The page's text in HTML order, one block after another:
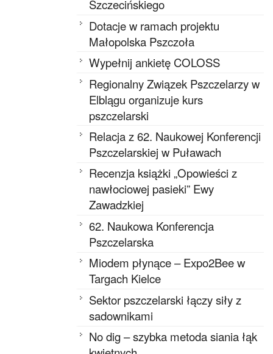
Szczecińskiego
Dotacje w ramach projektu
Małopolska Pszczoła
Wypełnij ankietę COLOSS
Regionalny Związek Pszczelarzy w
Elblągu organizuje kurs
pszczelarski
Relacja z 62. Naukowej Konferencji
Pszczelarskiej w Puławach
Recenzja książki „Opowieści z
nawłociowej pasieki” Ewy
Zawadzkiej
62. Naukowa Konferencja
Pszczelarska
Miodem płynące – Expo2Bee w
Targach Kielce
Sektor pszczelarski łączy siły z
sadownikami
No dig – szybka metoda siania łąk